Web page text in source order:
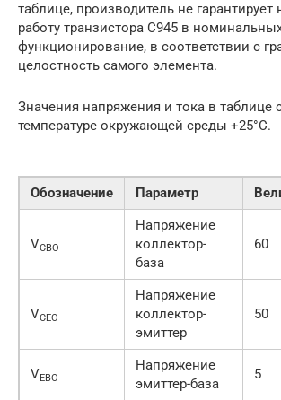
таблице, производитель не гарантирует
работу транзистора С945 в
функционирование, в соответствии с
целостность самого элемента.
Значения напряжения и тока в таблице
температуре окружающей среды +25°C.
Обозначение Параметр
VCBO
Напряжение
коллектор-
база
60
VCEO
Напряжение
коллектор-
эмиттер
50
VEBO
Напряжение
эмиттер-база
5